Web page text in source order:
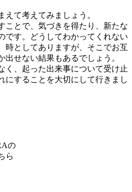
えて考えてみましょう。
ことで、気づきを得たり、新たな
です。どうしてわかってくれない
時としてありますが、そこでお互
出せない結果もあるでしょう。
く、起った出来事について受け止
にすることを大切にして行きまし
の
ら